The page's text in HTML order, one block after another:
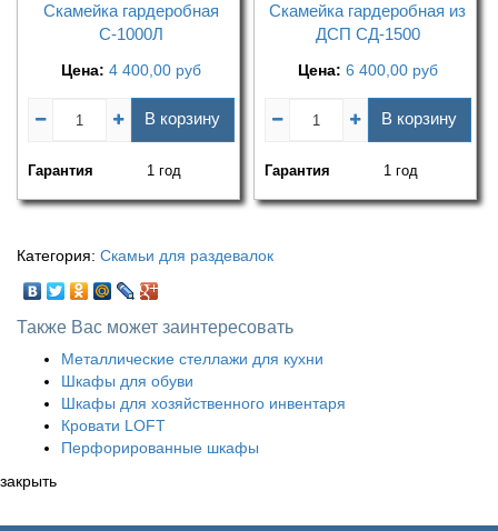
Скамейка гардеробная
С-1000Л
Цена: 4 400,00 руб
В корзину
Гарантия 1 год
Скамейка гардеробная из
ДСП СД-1500
Цена: 6 400,00 руб
В корзину
Гарантия 1 год
Категория: Скамьи для раздевалок
Также Вас может заинтересовать
Металлические стеллажи для кухни
Шкафы для обуви
Шкафы для хозяйственного инвентаря
Кровати LOFT
Перфорированные шкафы
закрыть